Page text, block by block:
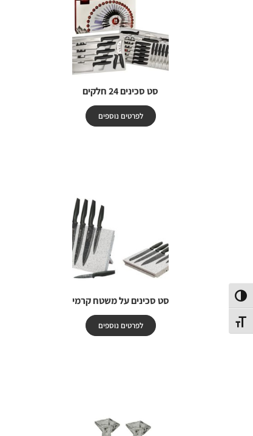
הפעל/כבה ניגודיות גבוהה
מתג גודל גופן
סט סכינים 24 חלקים
לפרטים נוספים
סט סכינים על משטח קרמי
לפרטים נוספים